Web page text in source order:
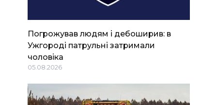
Погрожував людям і дебоширив: в
Ужгороді патрульні затримали
чоловіка
05.08.2026